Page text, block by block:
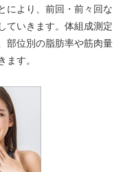
により、前回・前々回な
ていきます。体組成測定
部位別の脂肪率や筋肉量
す。